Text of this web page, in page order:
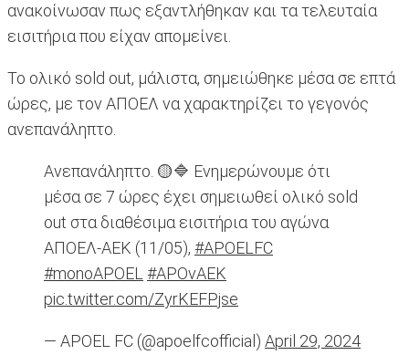
ανακοίνωσαν πως εξαντλήθηκαν και τα τελευταία
εισιτήρια που είχαν απομείνει.
Το ολικό sold out, μάλιστα, σημειώθηκε μέσα σε επτά
ώρες, με τον ΑΠΟΕΛ να χαρακτηρίζει το γεγονός
ανεπανάληπτο.
Ανεπανάληπτο. 🟡🔷 Ενημερώνουμε ότι
μέσα σε 7 ώρες έχει σημειωθεί ολικό sold
out στα διαθέσιμα εισιτήρια του αγώνα
ΑΠΟΕΛ-ΑΕΚ (11/05), #APOELFC
#monoAPOEL#APOvAEK
pic.twitter.com/ZyrKEFPjse
— APOEL FC (@apoelfcofficial) April 29, 2024